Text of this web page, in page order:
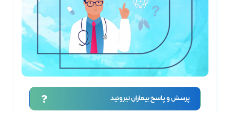
پرسش و پاسخ بیماران تیروئید